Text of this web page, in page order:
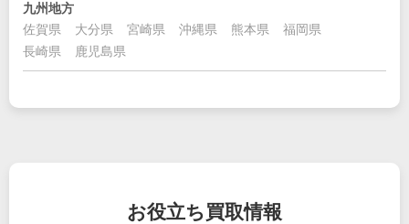
九州地方
佐賀県
大分県 宮崎県 沖縄県 熊本県
福岡県
長崎県
鹿児島県
お役立ち 買取情報